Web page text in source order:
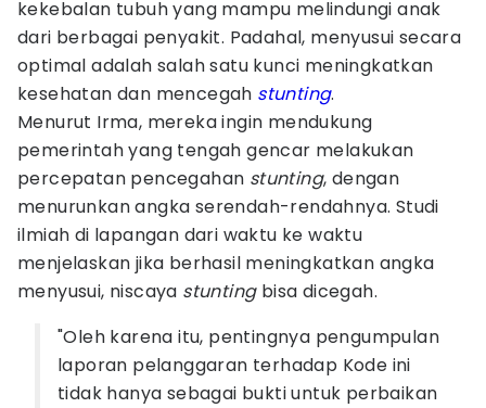
kekebalan tubuh yang mampu melindungi anak
dari berbagai penyakit. Padahal, menyusui secara
optimal adalah salah satu kunci meningkatkan
kesehatan dan mencegah stunting.
Menurut Irma, mereka ingin mendukung
pemerintah yang tengah gencar melakukan
percepatan pencegahan stunting, dengan
menurunkan angka serendah-rendahnya. Studi
ilmiah di lapangan dari waktu ke waktu
menjelaskan jika berhasil meningkatkan angka
menyusui, niscaya stuntingbisa dicegah.
"Oleh karena itu, pentingnya pengumpulan
laporan pelanggaran terhadap Kode ini
tidak hanya sebagai bukti untuk perbaikan